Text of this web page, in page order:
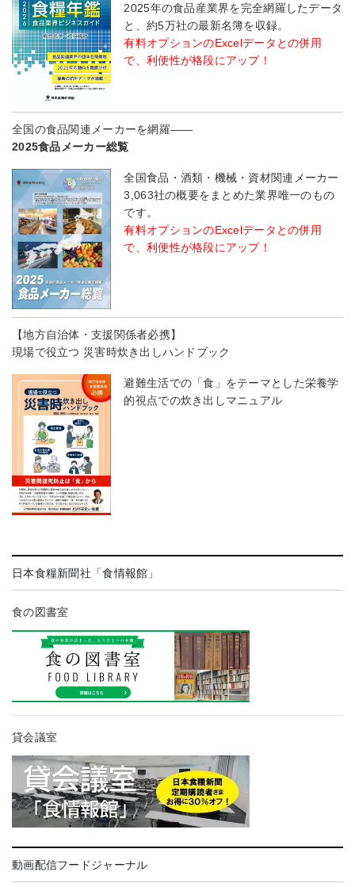
2025年の食品産業界を完全網羅したデータ
と、約5万社の最新名簿を収録。
有料オプションのExcelデータとの併用
で、利便性が格段にアップ！
全国の食品関連メーカーを網羅――
2025食品メーカー総覧
全国食品・酒類・機械・資材関連メーカー
3,063社の概要をまとめた業界唯一のもの
です。
有料オプションのExcelデータとの併用
で、利便性が格段にアップ！
【地方自治体・支援関係者必携】
現場で役立つ 災害時炊き出しハンドブック
避難生活での「食」をテーマとした栄養学
的視点での炊き出しマニュアル
日本食糧新聞社「食情報館」
食の図書室
貸会議室
動画配信フードジャーナル